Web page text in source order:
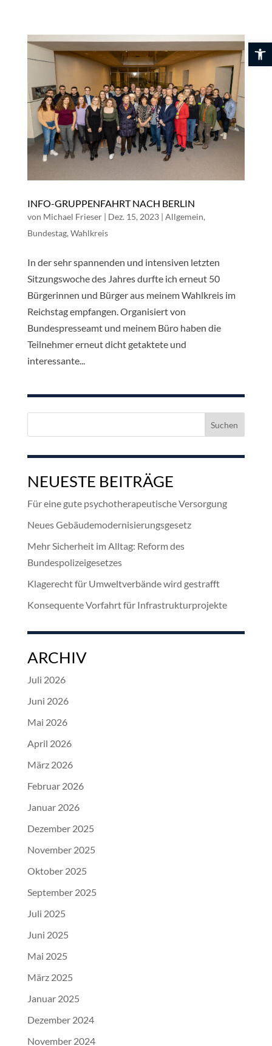
INFO-GRUPPENFAHRT NACH BERLIN
von Michael Frieser| Dez. 15, 2023| Allgemein,
Bundestag,Wahlkreis
In der sehr spannenden und intensiven letzten
Sitzungswoche des Jahres durfte ich erneut 50
Bürgerinnen und Bürger aus meinem Wahlkreis im
Reichstag empfangen. Organisiert von
Bundespresseamt und meinem Büro haben die
Teilnehmer erneut dicht getaktete und
interessante...
NEUESTE BEITRÄGE
Für eine gute psychotherapeutische Versorgung
Neues Gebäudemodernisierungsgesetz
Mehr Sicherheit im Alltag: Reform des
Bundespolizeigesetzes
Klagerecht für Umweltverbände wird gestrafft
Konsequente Vorfahrt für Infrastrukturprojekte
ARCHIV
Juli 2026
Juni 2026
Mai 2026
April 2026
März 2026
Februar 2026
Januar 2026
Dezember 2025
November 2025
Oktober 2025
September 2025
Juli 2025
Juni 2025
Mai 2025
März 2025
Januar 2025
Dezember 2024
November 2024